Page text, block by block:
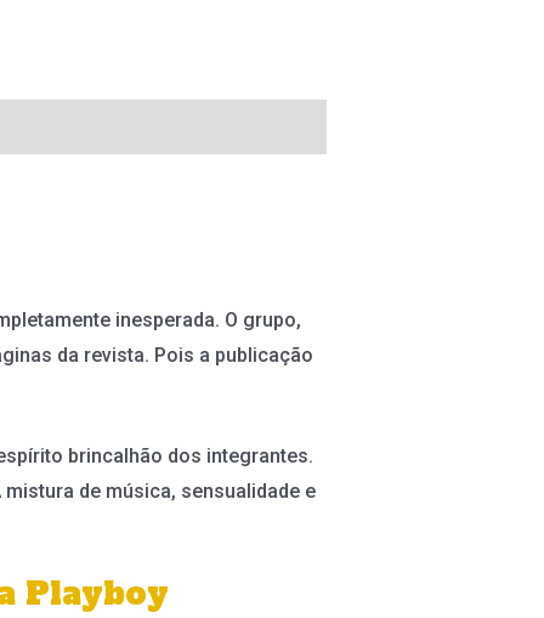
inesperada. O grupo,
da revista. Pois a publicação
brincalhão dos integrantes.
de música, sensualidade e
Playboy